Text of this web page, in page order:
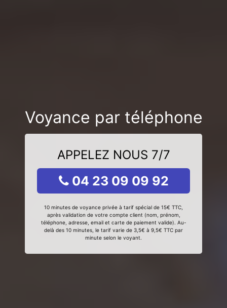
Voyance par téléphone
APPELEZ NOUS 7/7
04 23 09 09 92
10 minutes de voyance privée à tarif spécial de 15€ TTC,
après validation de votre compte client (nom, prénom,
téléphone, adresse, email et carte de paiement valide). Au-
delà des 10 minutes, le tarif varie de 3,5€ à 9,5€ TTC par
minute selon le voyant.